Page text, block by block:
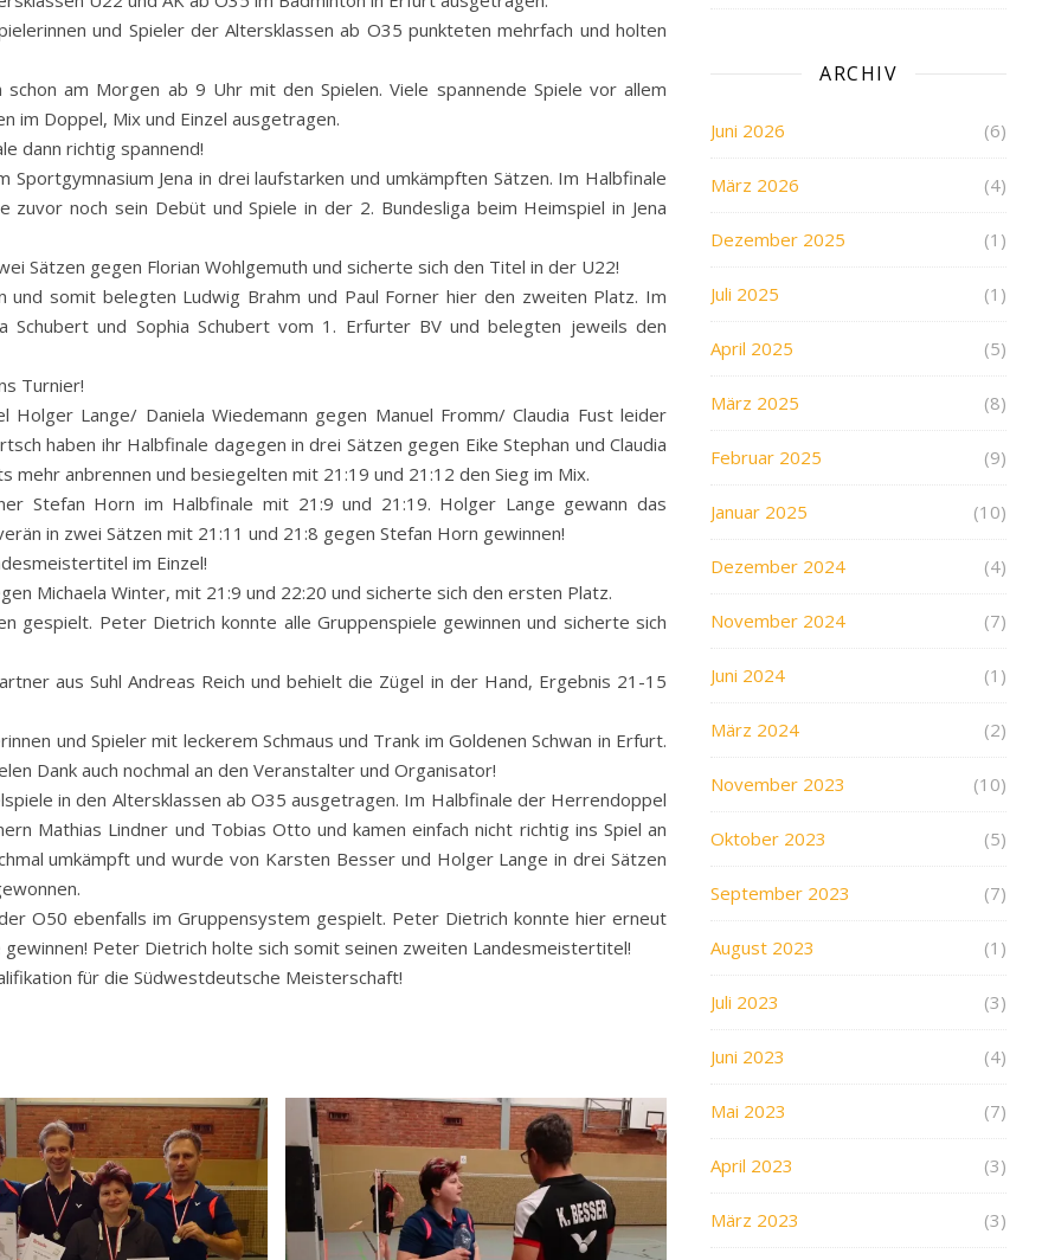
und Spieler der Altersklassen ab O35 punkteten mehrfach und holten
am Morgen ab 9 Uhr mit den Spielen. Viele spannende Spiele vor allem
im Doppel, Mix und Einzel ausgetragen.
dann richtig spannend!
Jena in drei laufstarken und umkämpften Sätzen. Im Halbfinale
noch sein Debüt und Spiele in der 2. Bundesliga beim Heimspiel in Jena
Sätzen gegen Florian Wohlgemuth und sicherte sich den Titel in der U22!
somit belegten Ludwig Brahm und Paul Forner hier den zweiten Platz. Im
Schubert und Sophia Schubert vom 1. Erfurter BV und belegten jeweils den
Turnier!
Lange/ Daniela Wiedemann gegen Manuel Fromm/ Claudia Fust leider
haben ihr Halbfinale dagegen in drei Sätzen gegen Eike Stephan und Claudia
mehr anbrennen und besiegelten mit 21:19 und 21:12 den Sieg im Mix.
Stefan Horn im Halbfinale mit 21:9 und 21:19. Holger Lange gewann das
in zwei Sätzen mit 21:11 und 21:8 gegen Stefan Horn gewinnen!
im Einzel!
Michaela Winter, mit 21:9 und 22:20 und sicherte sich den ersten Platz.
gespielt. Peter Dietrich konnte alle Gruppenspiele gewinnen und sicherte sich
aus Suhl Andreas Reich und behielt die Zügel in der Hand, Ergebnis 21-15
und Spieler mit leckerem Schmaus und Trank im Goldenen Schwan in Erfurt.
Dank auch nochmal an den Veranstalter und Organisator!
in den Altersklassen ab O35 ausgetragen. Im Halbfinale der Herrendoppel
Mathias Lindner und Tobias Otto und kamen einfach nicht richtig ins Spiel an
umkämpft und wurde von Karsten Besser und Holger Lange in drei Sätzen
O50 ebenfalls im Gruppensystem gespielt. Peter Dietrich konnte hier erneut
Peter Dietrich holte sich somit seinen zweiten Landesmeistertitel!
für die Südwestdeutsche Meisterschaft!
ARCHIV
Juni 2026 (6)
März 2026 (4)
Dezember 2025 (1)
Juli 2025 (1)
April 2025 (5)
März 2025 (8)
Februar 2025 (9)
Januar 2025 (10)
Dezember 2024 (4)
November 2024 (7)
Juni 2024 (1)
März 2024 (2)
November 2023 (10)
Oktober 2023 (5)
September 2023 (7)
August 2023 (1)
Juli 2023 (3)
Juni 2023 (4)
Mai 2023 (7)
April 2023 (3)
März 2023 (3)